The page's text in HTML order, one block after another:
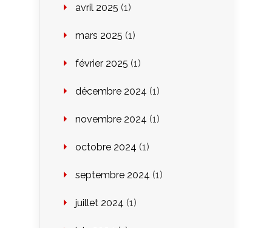
avril 2025 (1)
mars 2025 (1)
février 2025 (1)
décembre 2024 (1)
novembre 2024 (1)
octobre 2024 (1)
septembre 2024 (1)
juillet 2024 (1)